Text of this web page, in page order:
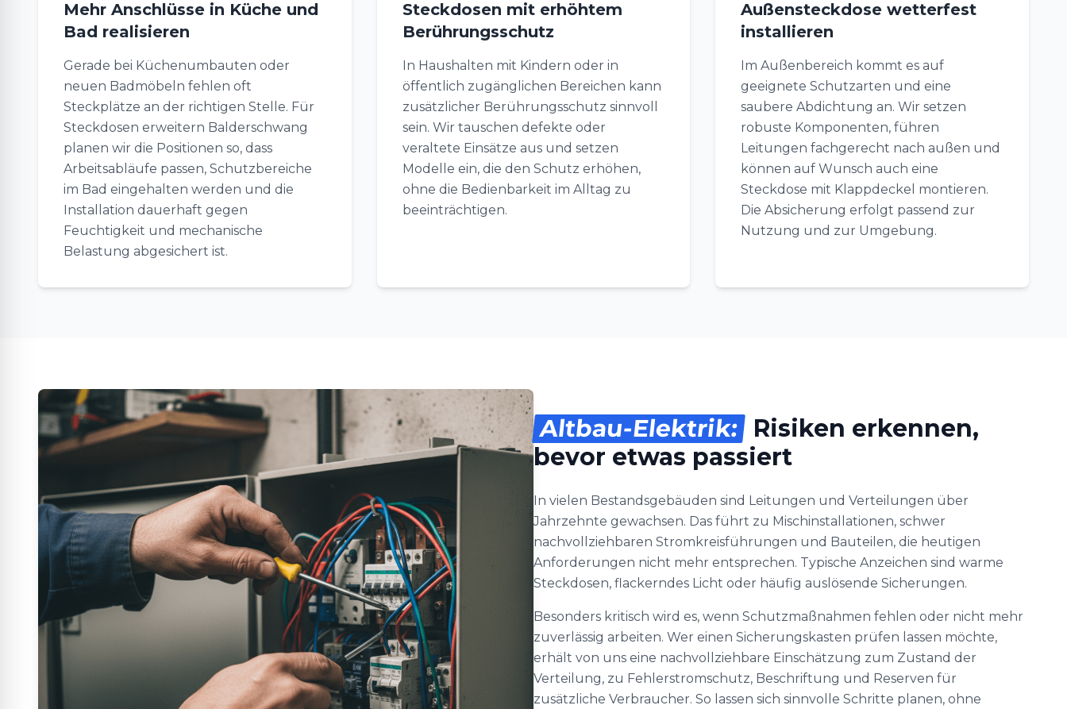
Mehr Anschlüsse in Küche und
Bad realisieren
Gerade bei Küchenumbauten oder
neuen Badmöbeln fehlen oft
Steckplätze an der richtigen Stelle. Für
Steckdosen erweitern Balderschwang
planen wir die Positionen so, dass
Arbeitsabläufe passen, Schutzbereiche
im Bad eingehalten werden und die
Installation dauerhaft gegen
Feuchtigkeit und mechanische
Belastung abgesichert ist.
Steckdosen mit erhöhtem
Berührungsschutz
In Haushalten mit Kindern oder in
öffentlich zugänglichen Bereichen kann
zusätzlicher Berührungsschutz sinnvoll
sein. Wir tauschen defekte oder
veraltete Einsätze aus und setzen
Modelle ein, die den Schutz erhöhen,
ohne die Bedienbarkeit im Alltag zu
beeinträchtigen.
Außensteckdose wetterfest
installieren
Im Außenbereich kommt es auf
geeignete Schutzarten und eine
saubere Abdichtung an. Wir setzen
robuste Komponenten, führen
Leitungen fachgerecht nach außen und
können auf Wunsch auch eine
Steckdose mit Klappdeckel montieren.
Die Absicherung erfolgt passend zur
Nutzung und zur Umgebung.
Altbau-Elektrik: Risiken erkennen,
bevor etwas passiert
In vielen Bestandsgebäuden sind Leitungen und Verteilungen über
Jahrzehnte gewachsen. Das führt zu Mischinstallationen, schwer
nachvollziehbaren Stromkreisführungen und Bauteilen, die heutigen
Anforderungen nicht mehr entsprechen. Typische Anzeichen sind warme
Steckdosen, flackerndes Licht oder häufig auslösende Sicherungen.
Besonders kritisch wird es, wenn Schutzmaßnahmen fehlen oder nicht mehr
zuverlässig arbeiten. Wer einen Sicherungskasten prüfen lassen möchte,
erhält von uns eine nachvollziehbare Einschätzung zum Zustand der
Verteilung, zu Fehlerstromschutz, Beschriftung und Reserven für
zusätzliche Verbraucher. So lassen sich sinnvolle Schritte planen, ohne